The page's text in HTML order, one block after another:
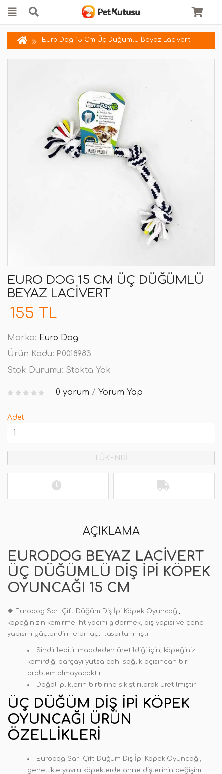
Euro Dog 15 Cm Üç Düğümlü Beyaz Lacivert
EURO DOG 15 CM ÜÇ DÜĞÜMLÜ
BEYAZ LACIVERT
155 TL
Marka: Euro Dog
Ürün Kodu: P0018983
Stok Durumu: Stokta Yok
0 yorum / Yorum Yap
Adet
TÜKENDİ
AÇIKLAMA
EURODOG BEYAZ LACIVERT
ÜÇ DÜĞÜMLÜ DIŞ İPI KÖPEK
OYUNCAĞI 15 CM
❖ Eurodog Sarı Çift Düğüm Diş İpi Köpek Oyuncağı,
köpeğinizin kemirme ihtiyacını gidermek, diş yapısı ve çene
yapısını güçlendirme amaçlı tasarlanmıştır.
Sindirilebilir maddeden üretildiği için, köpeğiniz
kemirdiği parçayı yutsa dahi sağlık açısından bir
problem olmayacaktır.
Doğal ipliklerin birbirine sıkıştırılarak üretilmiştir.
ÜÇ DÜĞÜM DIŞ İPI KÖPEK
OYUNCAĞI ÜRÜN
ÖZELLIKLERI
Eurodog Sarı Çift Düğüm Diş İpi Köpek Oyuncağı,
genellikle yavru köpeklerde anne dişlerinin değişim